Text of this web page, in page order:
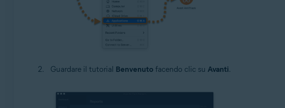
Guardare il tutorial Benvenuto facendo clic su Avanti.